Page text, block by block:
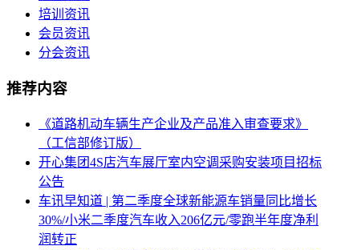
培训资讯
会员资讯
分会资讯
推荐内容
《道路机动车辆生产企业及产品准入审查要求》
（工信部修订版）
开心集团4S店汽车展厅室内空调采购安装项目招标
公告
车讯早知道 | 第二季度全球新能源车销量同比增长
30%/小米二季度汽车收入206亿元/零跑半年度净利
润转正